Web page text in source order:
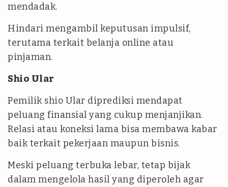
mendadak.
Hindari mengambil keputusan impulsif,
terutama terkait belanja online atau
pinjaman.
Shio Ular
Pemilik shio Ular diprediksi mendapat
peluang finansial yang cukup menjanjikan.
Relasi atau koneksi lama bisa membawa kabar
baik terkait pekerjaan maupun bisnis.
Meski peluang terbuka lebar, tetap bijak
dalam mengelola hasil yang diperoleh agar